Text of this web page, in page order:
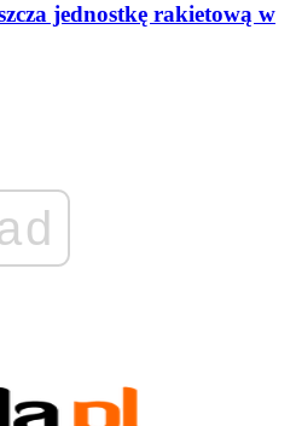
jednostkę rakietową w